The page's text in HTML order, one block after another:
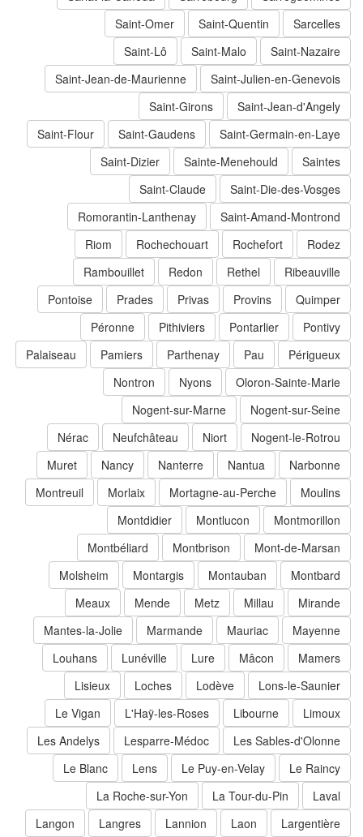
Sarcelles
Saint-Quentin
Saint-Omer
Saint-Nazaire
Saint-Malo
Saint-Lô
Saint-Julien-en-Genevois
Saint-Jean-de-Maurienne
Saint-Jean-d'Angely
Saint-Girons
Saint-Germain-en-Laye
Saint-Gaudens
Saint-Flour
Saintes
Sainte-Menehould
Saint-Dizier
Saint-Die-des-Vosges
Saint-Claude
Saint-Amand-Montrond
Romorantin-Lanthenay
Rodez
Rochefort
Rochechouart
Riom
Ribeauville
Rethel
Redon
Rambouillet
Quimper
Provins
Privas
Prades
Pontoise
Pontivy
Pontarlier
Pithiviers
Péronne
Périgueux
Parthenay
Pamiers
Palaiseau
Oloron-Sainte-Marie
Nyons
Nontron
Nogent-sur-Seine
Nogent-sur-Marne
Nogent-le-Rotrou
Niort
Neufchâteau
Nérac
Narbonne
Nantua
Nanterre
Nancy
Muret
Moulins
Mortagne-au-Perche
Morlaix
Montreuil
Montmorillon
Montlucon
Montdidier
Mont-de-Marsan
Montbrison
Montbéliard
Montbard
Montauban
Montargis
Molsheim
Mirande
Millau
Metz
Mende
Meaux
Mayenne
Mauriac
Marmande
Mantes-la-Jolie
Mamers
Mâcon
Lure
Lunéville
Louhans
Lons-le-Saunier
Lodève
Loches
Lisieux
Limoux
Libourne
L'Haÿ-les-Roses
Le Vigan
Les Sables-d'Olonne
Lesparre-Médoc
Les Andelys
Le Raincy
Le Puy-en-Velay
Lens
Le Blanc
Laval
La Tour-du-Pin
La Roche-sur-Yon
Largentière
Laon
Lannion
Langres
Langon